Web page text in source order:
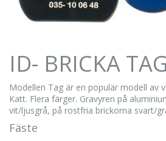
ID- BRICKA TAG
Modellen Tag är en populär modell av
Katt. Flera färger. Gravyren på
vit/ljusgrå, på rostfria brickorna svart/
Fäste